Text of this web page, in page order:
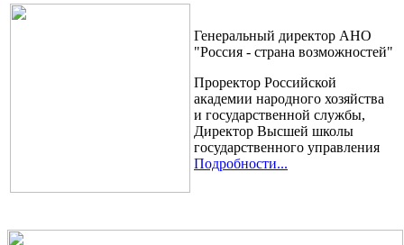
Генеральный директор АНО
"Россия - страна возможностей"
Проректор Российской
академии народного хозяйства
и государственной службы,
Директор Высшей школы
государственного управления
Подробности...